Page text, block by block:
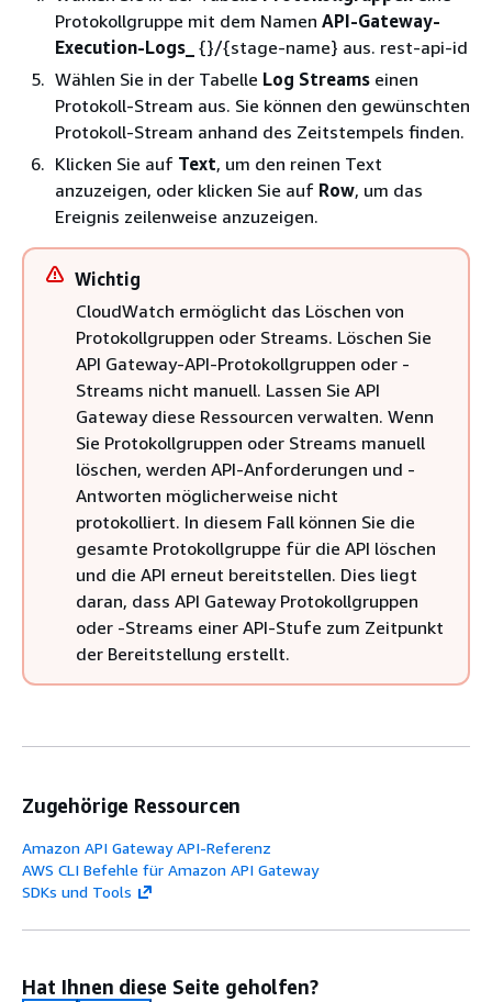
Protokollgruppe mit dem Namen API-Gateway-
Execution-Logs_ {}/{stage-name} aus. rest-api-id
Wählen Sie in der Tabelle Log Streams einen
Protokoll-Stream aus. Sie können den gewünschten
Protokoll-Stream anhand des Zeitstempels finden.
Klicken Sie auf Text, um den reinen Text
anzuzeigen, oder klicken Sie auf Row, um das
Ereignis zeilenweise anzuzeigen.
Wichtig
CloudWatch ermöglicht das Löschen von
Protokollgruppen oder Streams. Löschen Sie
API Gateway-API-Protokollgruppen oder -
Streams nicht manuell. Lassen Sie API
Gateway diese Ressourcen verwalten. Wenn
Sie Protokollgruppen oder Streams manuell
löschen, werden API-Anforderungen und -
Antworten möglicherweise nicht
protokolliert. In diesem Fall können Sie die
gesamte Protokollgruppe für die API löschen
und die API erneut bereitstellen. Dies liegt
daran, dass API Gateway Protokollgruppen
oder -Streams einer API-Stufe zum Zeitpunkt
der Bereitstellung erstellt.
Zugehörige Ressourcen
Amazon API Gateway API-Referenz
AWS CLI Befehle für Amazon API Gateway
SDKs und Tools
Hat Ihnen diese Seite geholfen?